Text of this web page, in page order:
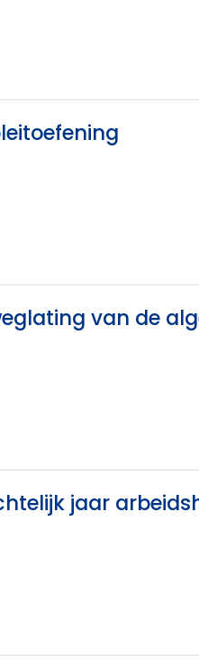
van de
jaar